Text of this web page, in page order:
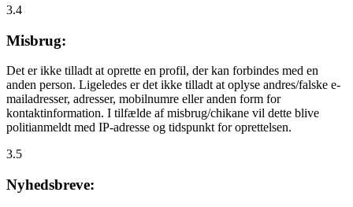
3.4
Misbrug:
Det er ikke tilladt at oprette en profil, der kan forbindes med en
anden person. Ligeledes er det ikke tilladt at oplyse andres/falske e-
mailadresser, adresser, mobilnumre eller anden form for
kontaktinformation. I tilfælde af misbrug/chikane vil dette blive
politianmeldt med IP-adresse og tidspunkt for oprettelsen.
3.5
Nyhedsbreve: